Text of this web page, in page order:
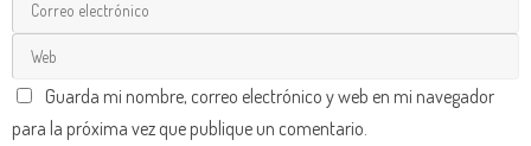
Guarda mi nombre, correo electrónico y web en mi navegador
para la próxima vez que publique un comentario.